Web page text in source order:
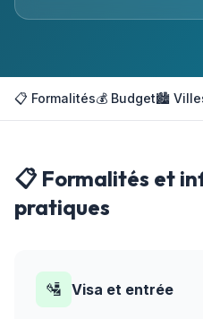
📋 Formalités💰 Budget🏙️
📋 Formalités et
pratiques
🛂 Visa et entrée